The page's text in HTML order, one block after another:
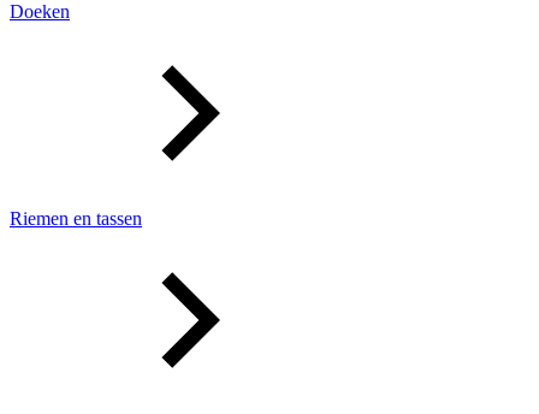
Doeken
Riemen en tassen